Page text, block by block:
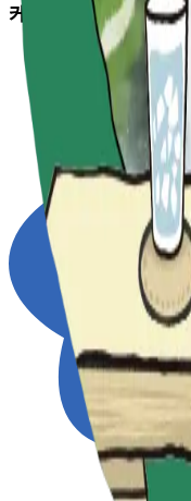
케일과 카일